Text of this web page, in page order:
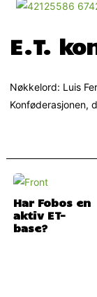
E.T.
Nøkkelord: Luis
Konføderasjonen,
Har Fobos en
aktiv ET-
base?